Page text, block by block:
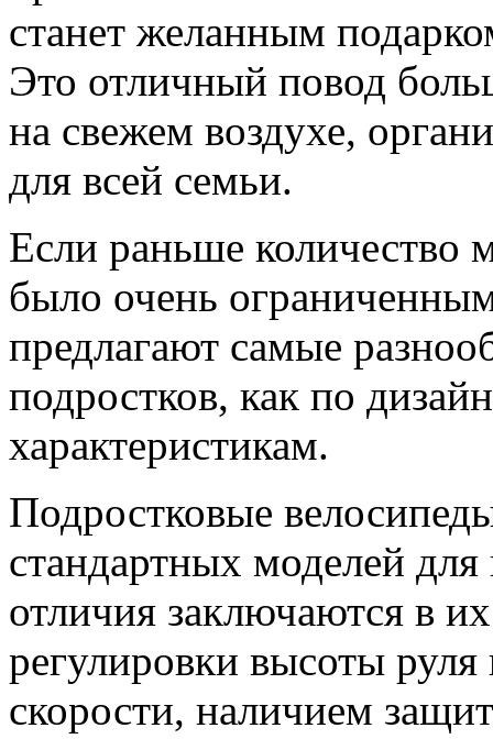
станет желанным
Это отличный повод
на свежем воздухе,
для всей семьи.
Если раньше количество
было очень
предлагают самые
подростков, как по
характеристикам.
Подростковые
стандартных моделей
отличия заключаются в
регулировки высоты
скорости, наличием